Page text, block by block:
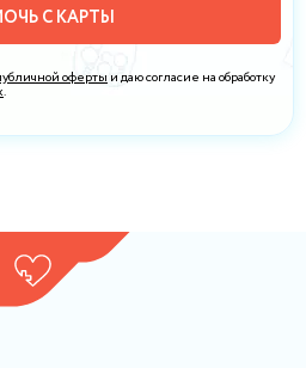
С КАРТЫ
оферты и даю согласие на обработку
.